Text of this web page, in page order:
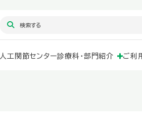
人工関節センター診療科・部門紹介 ご利